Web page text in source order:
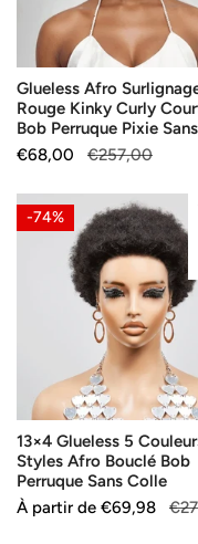
Courte
Bob
Perruque
Pixie
Sans
Colle
Glueless Afro
Rouge Kinky Curly
Bob Perruque Pixie
Prix
vente
€68,00
Prix
€257,00
13×4
Glueless
Couleurs
Bob
Perruque
Sans
Colle
-74%
13×4 Glueless 5
Styles Afro Bouclé Bob
Perruque Sans Colle
Prix
À partir de €69,98
Prix